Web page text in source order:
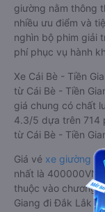
giường nằm thông
nhiều ưu điểm và
nghìn bộ phim giải
phí phục vụ hành
Xe Cái Bè - Tiền
từ Cái Bè - Tiền
giá chung có chất
4.3/5 dựa trên 714
từ Cái Bè - Tiền
Giá vé xe giường
nhất là
thuộc vào chương
Giang đi Đắk Lắk